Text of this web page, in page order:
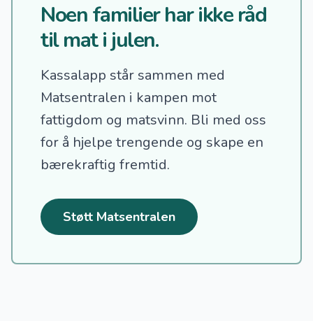
Noen familier har ikke råd
til mat i julen.
Kassalapp står sammen med
Matsentralen i kampen mot
fattigdom og matsvinn. Bli med oss
for å hjelpe trengende og skape en
bærekraftig fremtid.
Støtt Matsentralen